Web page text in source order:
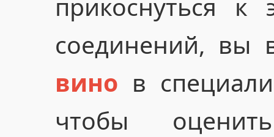
соединений, вы
вино в
чтобы